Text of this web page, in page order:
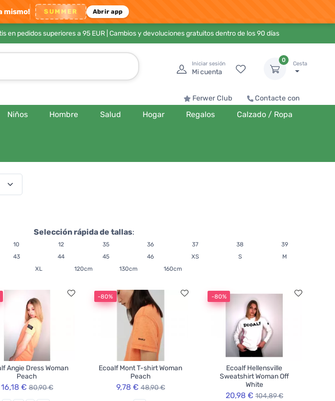
mismo! SUMMER Abrir app
en pedidos superiores a 95 EUR| Cambios y devoluciones gratuitos dentro de los 90 días
Iniciar sesión
Mi cuenta
0
Cesta
Ferwer Club Contacte con
Niños Hombre Salud Hogar Regalos Calzado / Ropa
Selección rápida de tallas:
10 12 35 36 37 38
39
43 44 45 46 XS S
M
XL 120cm 130cm 160cm
Angie Dress Woman
Peach
16,18 € 80,90 €
-80%
Ecoalf Mont T-shirt Woman
Peach
9,78 € 48,90 €
-80%
Ecoalf Hellensville
Sweatshirt Woman Off
White
20,98 € 104,89 €